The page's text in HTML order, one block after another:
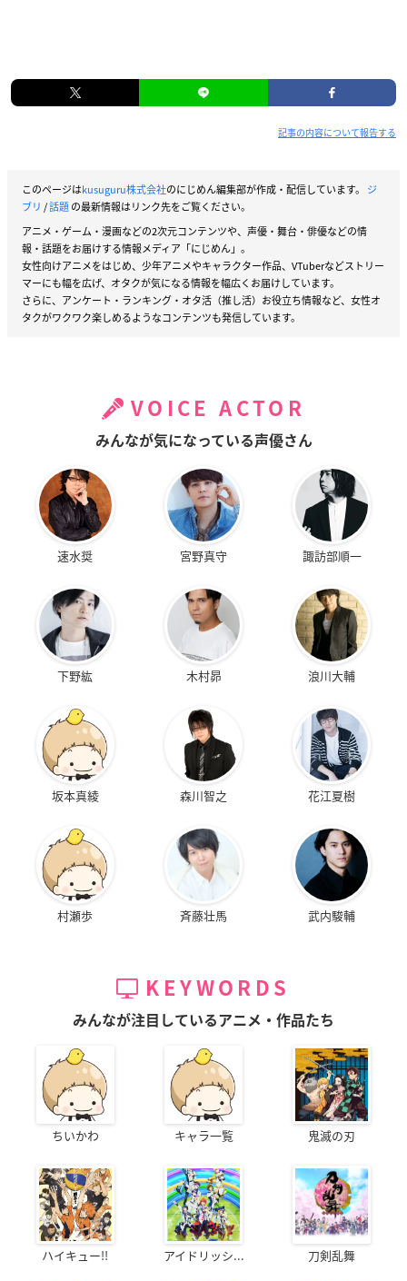
記事の内容について報告する
このページはkusuguru株式会社のにじめん編集部が作成・配信しています。 ジ
ブリ /話題の最新情報はリンク先をご覧ください。
アニメ・ゲーム・漫画などの2次元コンテンツや、声優・舞台・俳優などの情
報・話題をお届けする情報メディア「にじめん」。
女性向けアニメをはじめ、少年アニメやキャラクター作品、VTuberなどストリー
マーにも幅を広げ、オタクが気になる情報を幅広くお届けしています。
さらに、アンケート・ランキング・オタ活（推し活）お役立ち情報など、女性オ
タクがワクワク楽しめるようなコンテンツも発信しています。
VOICE ACTOR
みんなが気になっている声優さん
速水奨 宮野真守 諏訪部順一
下野紘 木村昴 浪川大輔
坂本真綾 森川智之 花江夏樹
村瀬歩 斉藤壮馬 武内駿輔
KEYWORDS
みんなが注目しているアニメ・作品たち
ちいかわ キャラ一覧 鬼滅の刃
ハイキュー!! アイドリッシ... 刀剣乱舞